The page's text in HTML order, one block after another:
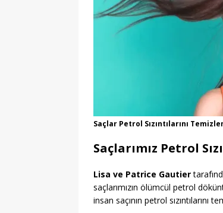
Saçlar Petrol Sızıntılarını
Saçlarımız Petrol
Lisa ve Patrice Gautier
saçlarımızın ölümcül petrol
insan saçının petrol